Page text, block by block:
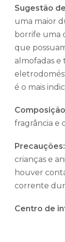
Sugestão
uma maior
borrife uma
que
almofadas e
é o mais
fragrância e
Precauções:
crianças e
houver
corrente
Centro de